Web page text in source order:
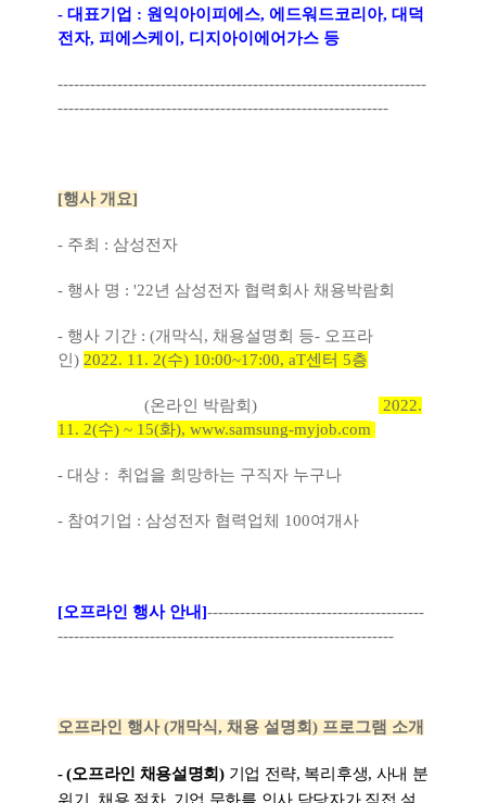
- 대표기업 : 원익아이피에스, 에드워드코리아, 대덕
전자, 피에스케이, 디지아이에어가스 등
--------------------------------------------------------------------
-------------------------------------------------------------
[행사 개요]
- 주최 : 삼성전자
- 행사 명 : '22년 삼성전자 협력회사 채용박람회
- 행사 기간 : (개막식, 채용설명회 등- 오프라
인) 2022. 11. 2(수) 10:00~17:00, aT센터 5층
(온라인 박람회)
2022.
11. 2(수) ~ 15(화), www.samsung-myjob.com
- 대상 : 취업을 희망하는 구직자 누구나
- 참여기업 : 삼성전자 협력업체 100여개사
[오프라인 행사 안내]----------------------------------------
--------------------------------------------------------------
오프라인 행사(개막식, 채용 설명회) 프로그램 소개
- (오프라인 채용설명회) 기업 전략, 복리후생, 사내 분